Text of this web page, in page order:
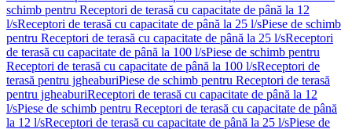
schimb pentru Receptori de terasă cu capacitate de până la 12
l/sReceptori de terasă cu capacitate de până la 25 l/sPiese de schimb
pentru Receptori de terasă cu capacitate de până la 25 l/sReceptori
de terasă cu capacitate de până la 100 l/sPiese de schimb pentru
Receptori de terasă cu capacitate de până la 100 l/sReceptori de
terasă pentru jgheaburiPiese de schimb pentru Receptori de terasă
pentru jgheaburiReceptori de terasă cu capacitate de până la 12
l/sPiese de schimb pentru Receptori de terasă cu capacitate de până
la 12 l/sReceptori de terasă cu capacitate de până la 25 l/sPiese de